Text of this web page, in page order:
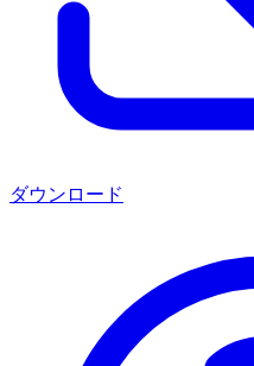
ダウンロード